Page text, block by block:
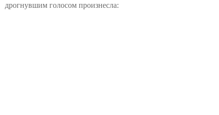
дрогнувшим голосом произнесла: